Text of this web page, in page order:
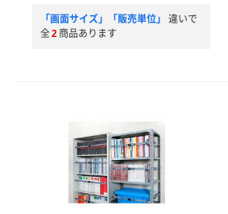
「画面サイズ」「販売単位」
違いで
全2 商品あります